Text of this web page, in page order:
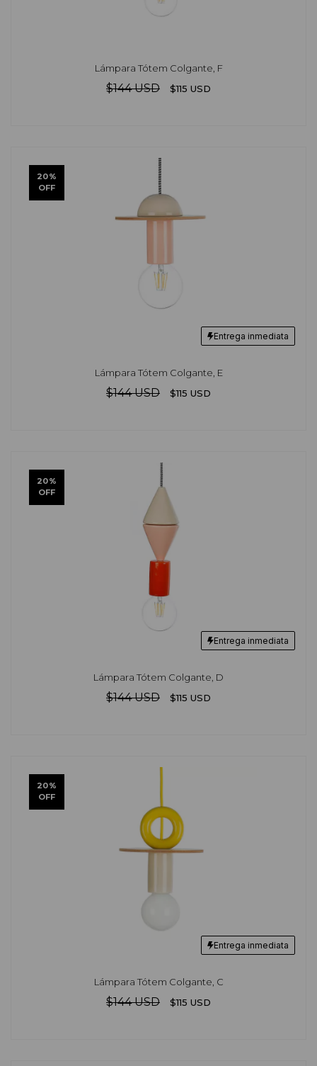
Lámpara Tótem Colgante, F
$144 USD $115 USD
20%
OFF
Entrega inmediata
Lámpara Tótem Colgante, E
$144 USD $115 USD
20%
OFF
Entrega inmediata
Lámpara Tótem Colgante, D
$144 USD $115 USD
20%
OFF
Entrega inmediata
Lámpara Tótem Colgante, C
$144 USD $115 USD